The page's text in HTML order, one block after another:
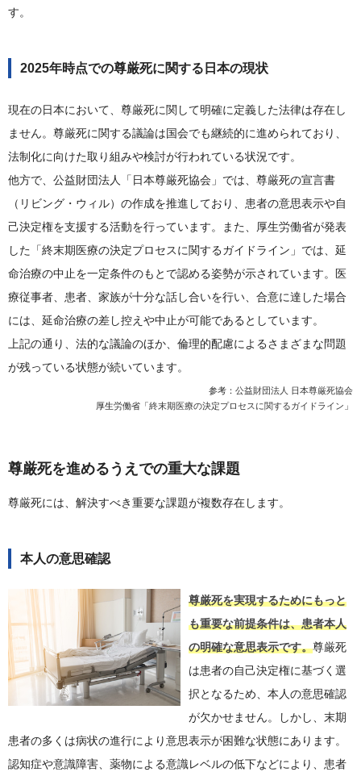
す。
2025年時点での尊厳死に関する日本の現状
現在の日本において、尊厳死に関して明確に定義した法律は存在し
ません。尊厳死に関する議論は国会でも継続的に進められており、
法制化に向けた取り組みや検討が行われている状況です。
他方で、公益財団法人「日本尊厳死協会」では、尊厳死の宣言書
（リビング・ウィル）の作成を推進しており、患者の意思表示や自
己決定権を支援する活動を行っています。また、厚生労働省が発表
した「終末期医療の決定プロセスに関するガイドライン」では、延
命治療の中止を一定条件のもとで認める姿勢が示されています。医
療従事者、患者、家族が十分な話し合いを行い、合意に達した場合
には、延命治療の差し控えや中止が可能であるとしています。
上記の通り、法的な議論のほか、倫理的配慮によるさまざまな問題
が残っている状態が続いています。
参考： 公益財団法人 日本尊厳死協会
厚生労働省「 終末期医療の決定プロセスに関するガイドライン 」
尊厳死を進めるうえでの重大な課題
尊厳死には、解決すべき重要な課題が複数存在します。
本人の意思確認
尊厳死を実現するためにもっと
も重要な前提条件は、患者本人
の明確な意思表示です。尊厳死
は患者の自己決定権に基づく選
択となるため、本人の意思確認
が欠かせません。しかし、末期
患者の多くは病状の進行により意思表示が困難な状態にあります。
認知症や意識障害、薬物による意識レベルの低下などにより、患者